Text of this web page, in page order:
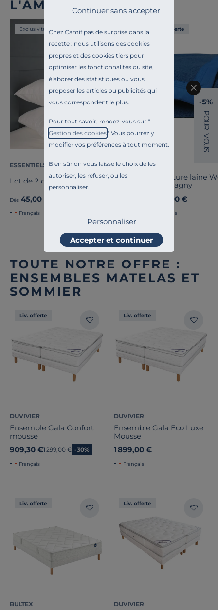
Chez Camif pas de surprise dans la
recette : nous utilisons des cookies
propres et des cookies tiers pour
optimiser les fonctionnalités du site,
élaborer des statistiques ou vous
proposer les articles ou publicités qui
vous correspondent le plus.
Pour tout savoir, rendez-vous sur "
Gestion des cookies". Vous pourrez y
modifier vos préférences à tout moment.
Bien sûr on vous laisse le choix de les
autoriser, les refuser, ou les
personnaliser.
Continuer sans accepter
Personnaliser
Accepter et continuer
L'AMBIANCE
Exclusivité
ESSENTIELS PAR CAMIF
Lot de 2 oreillers Pacôme
Dès 45,00 €
Français
Liv. offerte
OURSON
Couverture laine
Champagny
89,00 €
Français
TOUTE NOTRE OFFRE :
ENSEMBLES MATELAS ET
SOMMIER
Liv. offerte
DUVIVIER
Ensemble Gala Confort
mousse
909,30 €Ancien prix
1 299,00 € -30%
Français
Liv. offerte
DUVIVIER
Ensemble Gala Eco Luxe
Mousse
1 899,00 €
Français
Liv. offerte
BULTEX
Liv. offerte
DUVIVIER
-5%
P
O
U
R
V
O
U
S